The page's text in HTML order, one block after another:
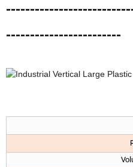
------------------------